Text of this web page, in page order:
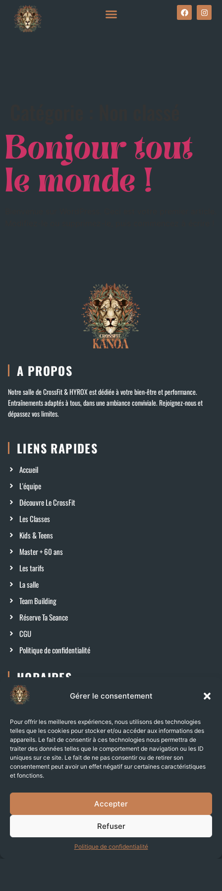
Gérer le consentement
Pour offrir les meilleures expériences, nous utilisons des technologies
telles que les cookies pour stocker et/ou accéder aux informations des
appareils. Le fait de consentir à ces technologies nous permettra de
traiter des données telles que le comportement de navigation ou les ID
uniques sur ce site. Le fait de ne pas consentir ou de retirer son
consentement peut avoir un effet négatif sur certaines caractéristiques
et fonctions.
Accepter
Refuser
Politique de confidentialité
Bonjour tout
le monde !
A PROPOS
Notre salle de CrossFit & HYROX est dédiée à votre bien-être et performance.
Entraînements adaptés à tous, dans une ambiance conviviale. Rejoignez-nous et
dépassez vos limites.
LIENS RAPIDES
Accueil
L'équipe
Découvre Le CrossFit
Les Classes
Kids & Teens
Master + 60 ans
Les tarifs
La salle
Team Building
Réserve Ta Seance
CGU
Politique de confidentialité
HORAIRES
lun. 07:00–21:00
mer. 09:30–21:00
jeu. 10:00–21:00
ven. 07:00–20:30
sam. 09:00–11:00
RÉSEAUX SOCIAUX